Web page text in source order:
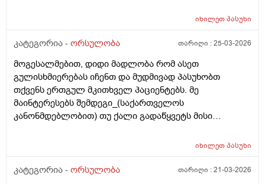
იხილეთპასუხი
კატეგორია - ორსულობა თარიღი :25-03-2026
მოგესალმებით, დიდი მადლობა რომ ასეთ
გულისხმიერებას იჩენთ და მუდმივად პასუხობთ
თქვენს ერთგულ მკითხველ პაციენტებს. მე
მაინტერესებს შემდეგი_(საქართველოს
კანონმდებლობით) თუ ქალი გადაწყვეტს მისი
(კვერცხუჯრედის კრიოპრეზერვაცია) შესაძლებელი?
მნიშვნელოვანი შეკითხვა_თუ, დავუშვათ, საკუთარ
იხილეთპასუხი
კატეგორია - ორსულობა თარიღი :21-03-2026